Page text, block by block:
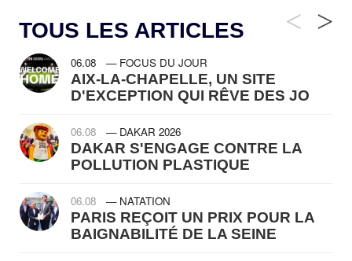
TOUS LES ARTICLES <
06.08 — FOCUS DU JOUR
AIX-LA-CHAPELLE, UN SITE
D'EXCEPTION QUI RÊVE DES JO
06.08 — DAKAR 2026
DAKAR S'ENGAGE CONTRE LA
POLLUTION PLASTIQUE
06.08 — NATATION
PARIS REÇOIT UN PRIX POUR LA
BAIGNABILITÉ DE LA SEINE
>